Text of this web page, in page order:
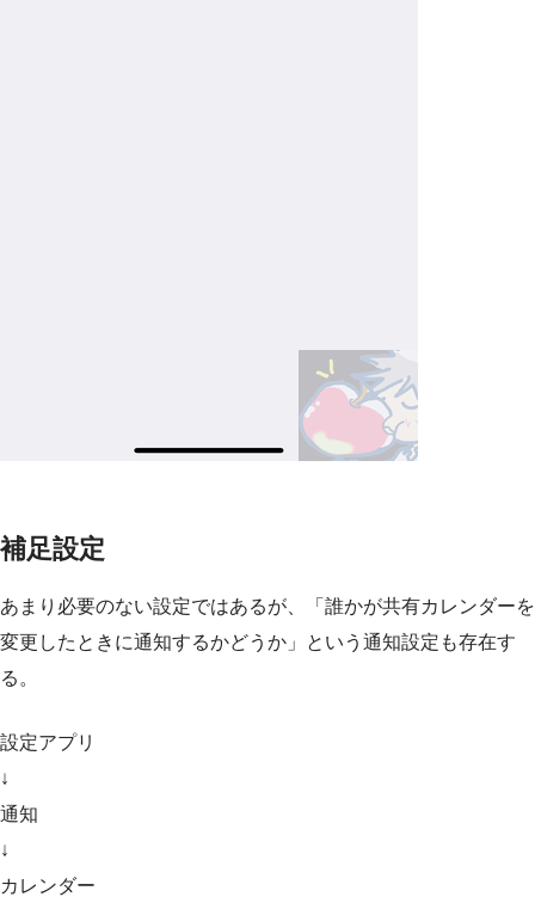
補足設定
あまり必要のない設定ではあるが、「誰かが共有カレンダーを
変更したときに通知するかどうか」という通知設定も存在す
る。
設定アプリ
↓
通知
↓
カレンダー